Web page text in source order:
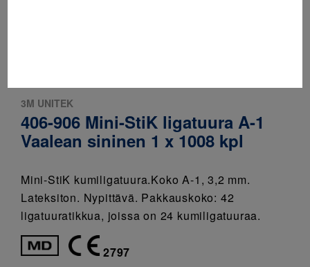
3M UNITEK
406-906 Mini-StiK ligatuura A-1
Vaalean sininen 1 x 1008 kpl
Mini-StiK kumiligatuura.Koko A-1, 3,2 mm.
Lateksiton. Nypittävä. Pakkauskoko: 42
ligatuuratikkua, joissa on 24 kumiligatuuraa.
2797